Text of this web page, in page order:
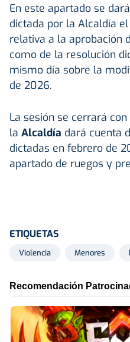
En este apartado se
dictada por la Alcaldía
relativa a la aprobación
como de la resolución
mismo día sobre la
de 2026.
La sesión se cerrará
la Alcaldía dará cuenta
dictadas en febrero de
apartado de ruegos y
ETIQUETAS
Violencia Menores